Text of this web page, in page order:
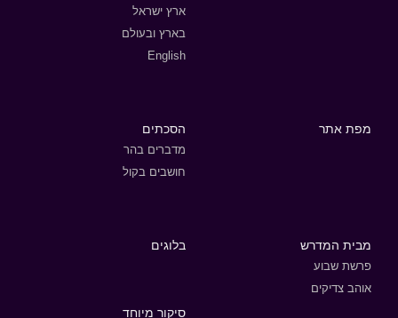
ארץ ישראל
בארץ ובעולם
English
מפת אתר הסכתים
מדברים בהר
חושבים בקול
מבית המדרש
פרשת שבוע
אוהב צדיקים
בלוגים
סיקור מיוחד